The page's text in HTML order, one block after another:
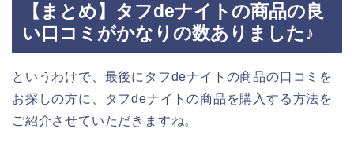
【まとめ】タフdeナイトの商品の良
い口コミがかなりの数ありました♪
というわけで、最後にタフdeナイトの商品の口コミを
お探しの方に、タフdeナイトの商品を購入する方法を
ご紹介させていただきますね。